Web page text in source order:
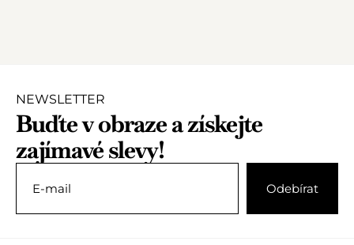
NEWSLETTER
Buďte v obraze a získejte
zajímavé slevy!